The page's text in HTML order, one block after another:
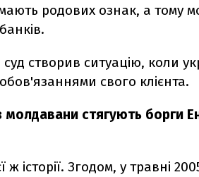
родових ознак, а тому
створив ситуацію, коли
свого клієнта.
молдавани стягують борги
ж історії. Згодом, у травні